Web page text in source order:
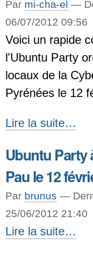
Par mi-cha-el —
06/07/2012 09:56
Voici un rapide
l'Ubuntu Party
locaux de la
Pyrénées le 12
Bilan
l'Ubuntu
Party
du
12
février
Lire la suite…
Ubuntu Party
Pau le 12
Par brunus —
25/06/2012 21:40
Ubuntu
Lire la suite…